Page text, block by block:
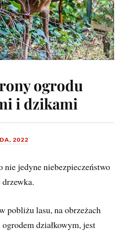
ogrodu
i dzikami
2022
nie jedyne niebezpieczeństwo
drzewka.
pobliżu lasu, na obrzeżach
działkowym, jest